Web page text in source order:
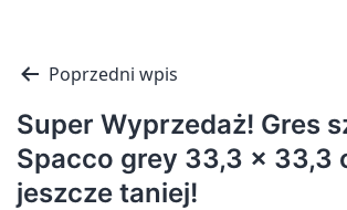
Nawigacja
wpisu
Poprzedni wpis
Super Wyprzedaż! Gres
Spacco grey 33,3 x 33,3
jeszcze taniej!